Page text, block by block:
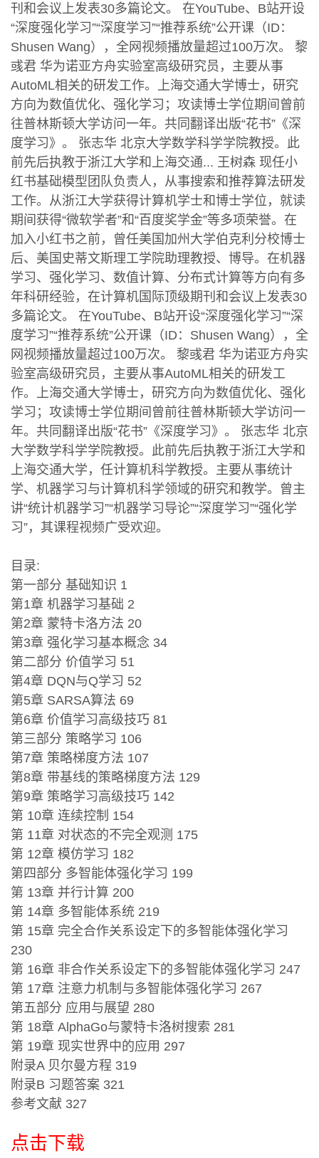
刊和会议上发表30多篇论文。 在YouTube、B站开设
“深度强化学习”“深度学习”“推荐系统”公开课（ID：
Shusen Wang），全网视频播放量超过100万次。 黎
彧君 华为诺亚方舟实验室高级研究员，主要从事
AutoML相关的研发工作。上海交通大学博士，研究
方向为数值优化、强化学习；攻读博士学位期间曾前
往普林斯顿大学访问一年。共同翻译出版“花书”《深
度学习》。 张志华 北京大学数学科学学院教授。此
前先后执教于浙江大学和上海交通... 王树森 现任小
红书基础模型团队负责人，从事搜索和推荐算法研发
工作。从浙江大学获得计算机学士和博士学位，就读
期间获得“微软学者”和“百度奖学金”等多项荣誉。在
加入小红书之前，曾任美国加州大学伯克利分校博士
后、美国史蒂文斯理工学院助理教授、博导。在机器
学习、强化学习、数值计算、分布式计算等方向有多
年科研经验，在计算机国际顶级期刊和会议上发表30
多篇论文。 在YouTube、B站开设“深度强化学习”“深
度学习”“推荐系统”公开课（ID：Shusen Wang），全
网视频播放量超过100万次。 黎彧君 华为诺亚方舟实
验室高级研究员，主要从事AutoML相关的研发工
作。上海交通大学博士，研究方向为数值优化、强化
学习；攻读博士学位期间曾前往普林斯顿大学访问一
年。共同翻译出版“花书”《深度学习》。 张志华 北京
大学数学科学学院教授。此前先后执教于浙江大学和
上海交通大学，任计算机科学教授。主要从事统计
学、机器学习与计算机科学领域的研究和教学。曾主
讲“统计机器学习”“机器学习导论”“深度学习”“强化学
习”，其课程视频广受欢迎。
目录:
第一部分 基础知识 1
第1章 机器学习基础 2
第2章 蒙特卡洛方法 20
第3章 强化学习基本概念 34
第二部分 价值学习 51
第4章 DQN与Q学习 52
第5章 SARSA算法 69
第6章 价值学习高级技巧 81
第三部分 策略学习 106
第7章 策略梯度方法 107
第8章 带基线的策略梯度方法 129
第9章 策略学习高级技巧 142
第 10章 连续控制 154
第 11章 对状态的不完全观测 175
第 12章 模仿学习 182
第四部分 多智能体强化学习 199
第 13章 并行计算 200
第 14章 多智能体系统 219
第 15章 完全合作关系设定下的多智能体强化学习
230
第 16章 非合作关系设定下的多智能体强化学习 247
第 17章 注意力机制与多智能体强化学习 267
第五部分 应用与展望 280
第 18章 AlphaGo与蒙特卡洛树搜索 281
第 19章 现实世界中的应用 297
附录A 贝尔曼方程 319
附录B 习题答案 321
参考文献 327
点击下载